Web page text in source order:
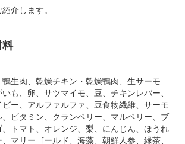
介します。
生肉、乾燥チキン・乾燥鴨肉、生サーモ
も、卵、サツマイモ、豆、チキンレバー、
ー、アルファルファ、豆食物繊維、サーモ
ビタミン、クランベリー、マルベリー、ブ
トマト、オレンジ、梨、にんじん、ほうれ
マリーゴールド、海藻、朝鮮人参、緑茶、